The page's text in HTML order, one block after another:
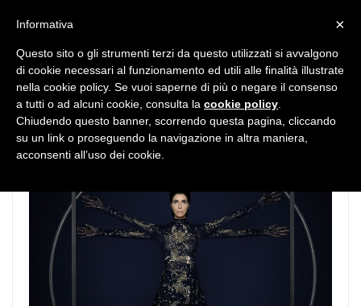
×
Informativa
Questo sito o gli strumenti terzi da questo utilizzati si avvalgono
di cookie necessari al funzionamento ed utili alle finalità illustrate
nella cookie policy. Se vuoi saperne di più o negare il consenso
a tutti o ad alcuni cookie, consulta la cookie policy
Chiudendo questo banner, scorrendo questa pagina, cliccando
su un link o proseguendo la navigazione in altra maniera,
acconsenti all’uso dei cookie.